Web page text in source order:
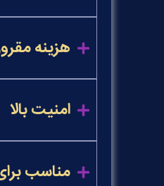
هزینه
امنیت بالا
مناسب